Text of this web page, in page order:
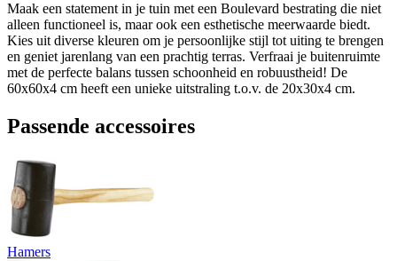
Maak een statement in je tuin met een Boulevard bestrating die niet
alleen functioneel is, maar ook een esthetische meerwaarde biedt.
Kies uit diverse kleuren om je persoonlijke stijl tot uiting te brengen
en geniet jarenlang van een prachtig terras. Verfraai je buitenruimte
met de perfecte balans tussen schoonheid en robuustheid! De
60x60x4 cm heeft een unieke uitstraling t.o.v. de 20x30x4 cm.
Passende accessoires
Hamers